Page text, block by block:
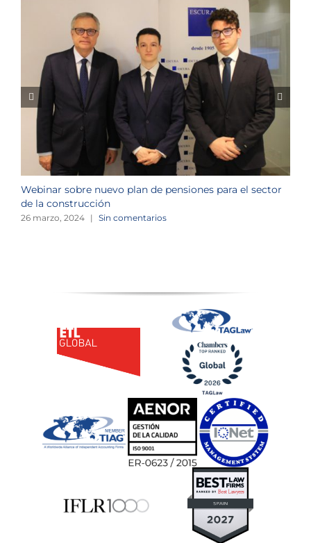
Webinar sobre nuevo plan de pensiones para el sector
de la construcción
26 marzo, 2024 | Sin comentarios